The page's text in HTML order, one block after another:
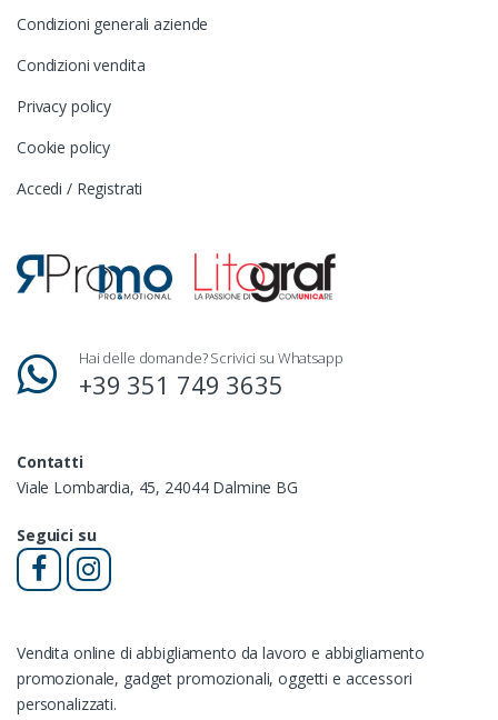
Condizioni generali aziende
Condizioni vendita
Privacy policy
Cookie policy
Accedi / Registrati
Hai delle domande? Scrivici su Whatsapp
+39 351 749 3635
Contatti
Viale Lombardia, 45, 24044 Dalmine BG
Seguici su
Vendita online di abbigliamento da lavoro e abbigliamento
promozionale, gadget promozionali, oggetti e accessori
personalizzati.